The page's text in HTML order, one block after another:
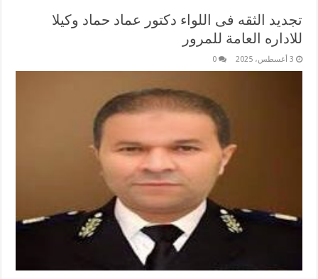
تجديد الثقه فى اللواء دكتور عماد حماد وكيلا
للاداره العامة للمرور
3 أغسطس، 2025 0